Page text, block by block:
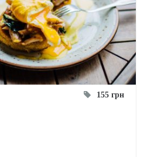
155 грн